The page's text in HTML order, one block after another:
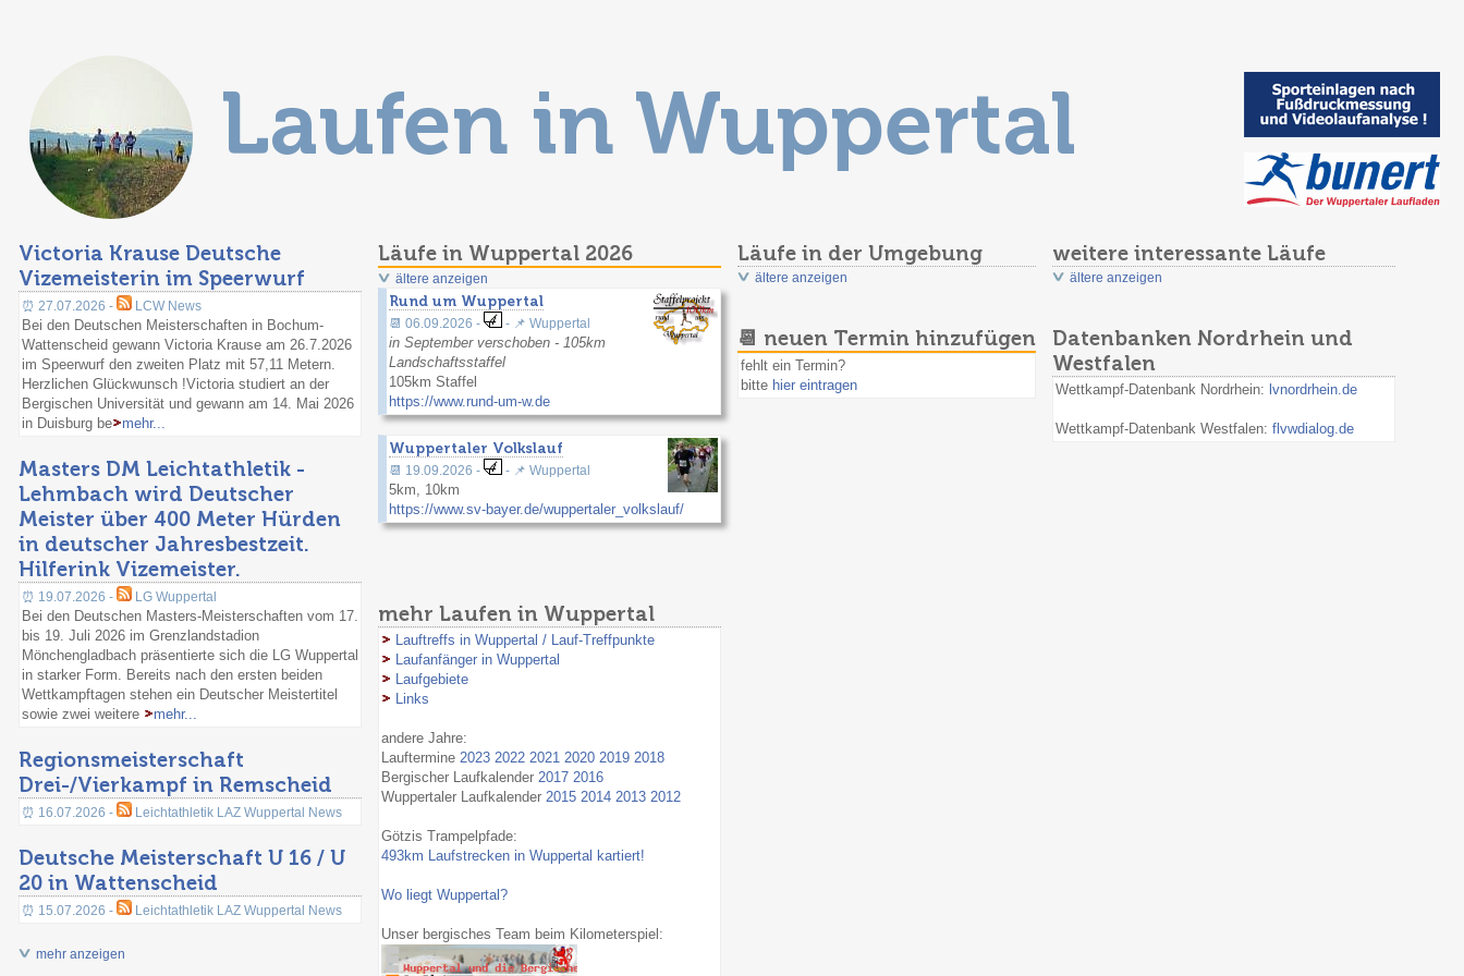
Laufen in Wuppertal
Victoria Krause Deutsche
Vizemeisterin im Speerwurf
⏰ 27.07.2026 - LCW News
Bei den Deutschen Meisterschaften in Bochum-
Wattenscheid gewann Victoria Krause am 26.7.2026
im Speerwurf den zweiten Platz mit 57,11 Metern.
Herzlichen Glückwunsch !Victoria studiert an der
Bergischen Universität und gewann am 14. Mai 2026
in Duisburg be
mehr...
Masters DM Leichtathletik -
Lehmbach wird Deutscher
Meister über 400 Meter Hürden
in deutscher Jahresbestzeit.
Hilferink Vizemeister.
⏰ 19.07.2026 - LG Wuppertal
Bei den Deutschen Masters-Meisterschaften vom 17.
bis 19. Juli 2026 im Grenzlandstadion
Mönchengladbach präsentierte sich die LG Wuppertal
in starker Form. Bereits nach den ersten beiden
Wettkampftagen stehen ein Deutscher Meistertitel
sowie zwei weitere
mehr...
Regionsmeisterschaft
Drei-/Vierkampf in Remscheid
⏰ 16.07.2026 - Leichtathletik LAZ Wuppertal News
Deutsche Meisterschaft U 16 / U
20 in Wattenscheid
⏰ 15.07.2026 - Leichtathletik LAZ Wuppertal News
mehr anzeigen
Läufe in Wuppertal 2026
ältere anzeigen
Rund um Wuppertal
📆 06.09.2026 - - 📌 Wuppertal
in September verschoben - 105km
Landschaftsstaffel
105km Staffel
https://www.rund-um-w.de
Wuppertaler Volkslauf
📆 19.09.2026 - - 📌 Wuppertal
5km, 10km
https://www.sv-bayer.de/wuppertaler_volkslauf/
mehr Laufen in Wuppertal
Lauftreffs in Wuppertal / Lauf-Treffpunkte
Laufanfänger in Wuppertal
Laufgebiete
Links
andere Jahre:
Lauftermine 2023 2022 2021 2020 2019 2018
Bergischer Laufkalender 2017 2016
Wuppertaler Laufkalender 2015 2014 2013 2012
Götzis Trampelpfade:
493km Laufstrecken in Wuppertal kartiert!
Wo liegt Wuppertal?
Unser bergisches Team beim Kilometerspiel:
Läufe in der Umgebung
ältere anzeigen
📆 neuen Termin hinzufügen
fehlt ein Termin?
bitte hier eintragen
weitere interessante Läufe
ältere anzeigen
Datenbanken Nordrhein und
Westfalen
Wettkampf-Datenbank Nordrhein: lvnordrhein.de
Wettkampf-Datenbank Westfalen: flvwdialog.de